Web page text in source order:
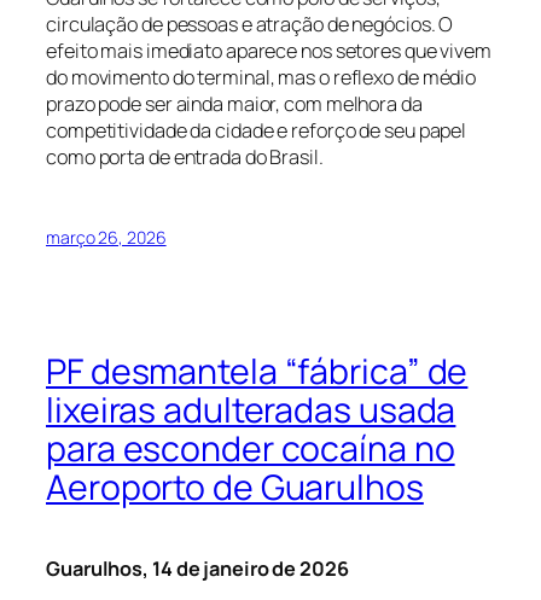
circulação de pessoas e atração de negócios. O
efeito mais imediato aparece nos setores que vivem
do movimento do terminal, mas o reflexo de médio
prazo pode ser ainda maior, com melhora da
competitividade da cidade e reforço de seu papel
como porta de entrada do Brasil.
março 26, 2026
PF desmantela “fábrica” de
lixeiras adulteradas usada
para esconder cocaína no
Aeroporto de Guarulhos
Guarulhos, 14 de janeiro de 2026